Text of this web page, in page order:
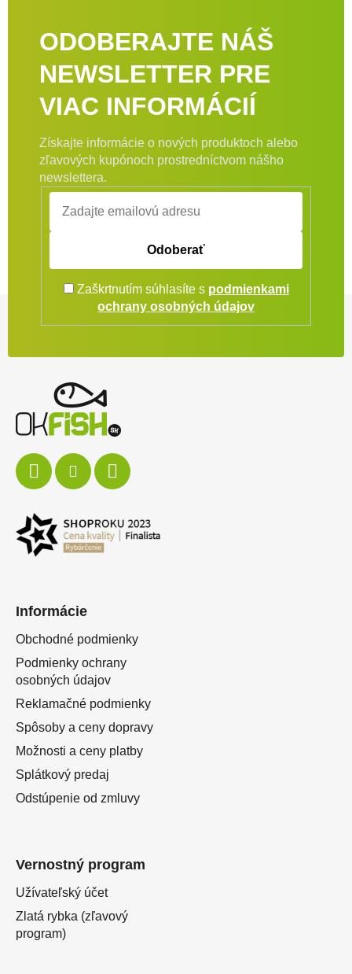
ODOBERAJTE NÁŠ
NEWSLETTER PRE
VIAC INFORMÁCIÍ
Získajte informácie o nových produktoch alebo
zľavových kupónoch prostredníctvom nášho
newslettera.
Odoberať
Zaškrtnutím súhlasíte s podmienkami
ochrany osobných údajov
Informácie
Obchodné podmienky
Podmienky ochrany
osobných údajov
Reklamačné podmienky
Spôsoby a ceny dopravy
Možnosti a ceny platby
Splátkový predaj
Odstúpenie od zmluvy
Vernostný program
Užívateľský účet
Zlatá rybka (zľavový
program)